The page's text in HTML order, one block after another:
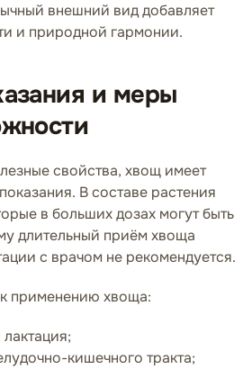
внешний вид добавляет
и природной гармонии.
и меры
свойства, хвощ имеет
В составе растения
в больших дозах могут быть
длительный приём хвоща
с врачом не рекомендуется.
применению хвоща:
кишечного тракта;